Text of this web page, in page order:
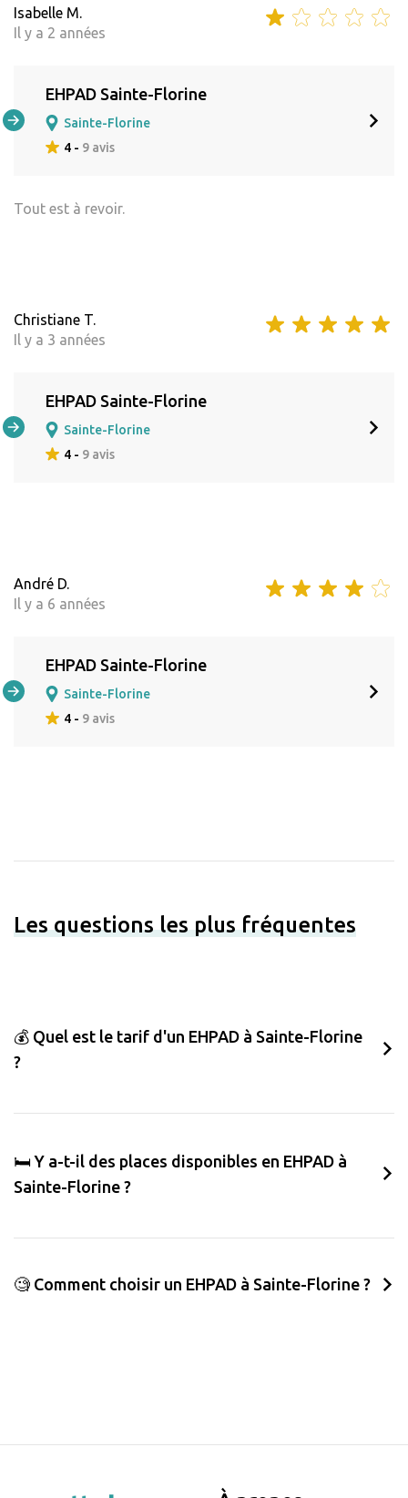
Isabelle M.
Il y a 2 années
EHPAD Sainte-Florine
Sainte-Florine
4 - 9 avis
Tout est à revoir.
Christiane T.
Il y a 3 années
EHPAD Sainte-Florine
Sainte-Florine
4 - 9 avis
André D.
Il y a 6 années
EHPAD Sainte-Florine
Sainte-Florine
4 - 9 avis
Les questions les plus fréquentes
💰 Quel est le tarif d'un EHPAD à Sainte-Florine
?
🛏️ Y a-t-il des places disponibles en EHPAD à
Sainte-Florine ?
🧐 Comment choisir un EHPAD à Sainte-Florine ?